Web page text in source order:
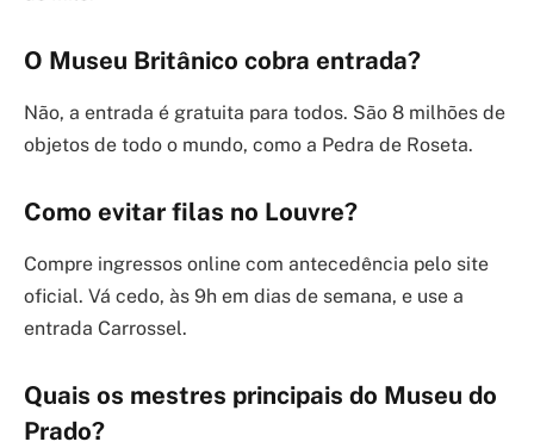
O Museu Britânico cobra entrada?
Não, a entrada é gratuita para todos. São 8 milhões de
objetos de todo o mundo, como a Pedra de Roseta.
Como evitar filas no Louvre?
Compre ingressos online com antecedência pelo site
oficial. Vá cedo, às 9h em dias de semana, e use a
entrada Carrossel.
Quais os mestres principais do Museu do
Prado?